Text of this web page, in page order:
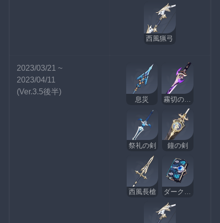
西風猟弓
2023/03/21 ~
2023/04/11
(Ver.3.5後半)
息災 霧切の廻光
祭礼の剣 鐘の剣
西風長槍 ダークアレイの酒と詩